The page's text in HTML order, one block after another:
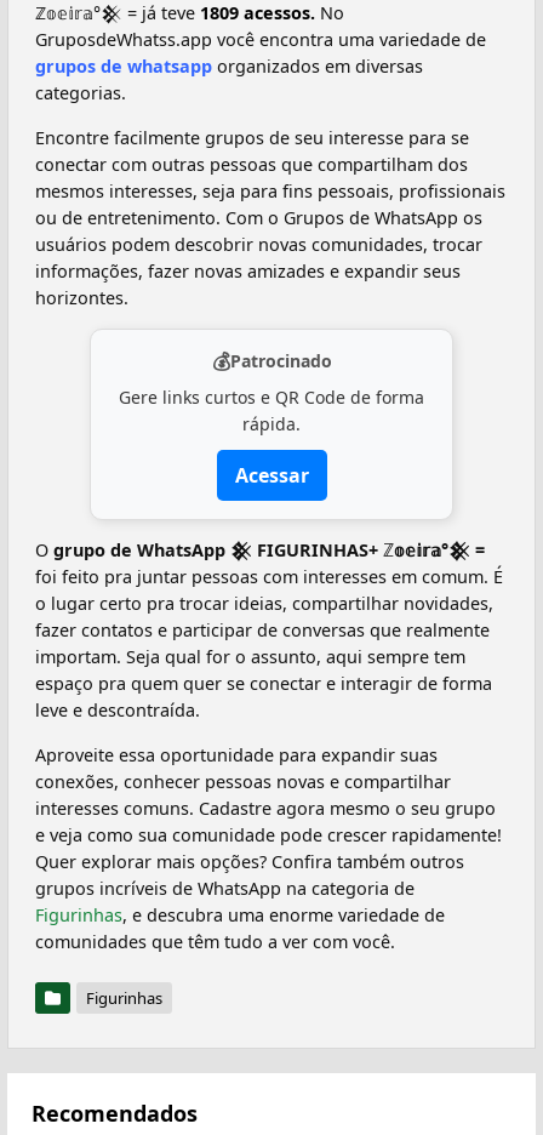
ℤ𝕠𝕖𝕚𝕣𝕒°𒆜 = já teve 1809 acessos. No
GruposdeWhatss.app você encontra uma variedade de
grupos de whatsapp organizados em diversas
categorias.
Encontre facilmente grupos de seu interesse para se
conectar com outras pessoas que compartilham dos
mesmos interesses, seja para fins pessoais, profissionais
ou de entretenimento. Com o Grupos de WhatsApp os
usuários podem descobrir novas comunidades, trocar
informações, fazer novas amizades e expandir seus
horizontes.
💰Patrocinado
Gere links curtos e QR Code de forma
rápida.
Acessar
O grupo de WhatsApp 𒆜 FIGURINHAS+ ℤ𝕠𝕖𝕚𝕣𝕒°𒆜 =
foi feito pra juntar pessoas com interesses em comum. É
o lugar certo pra trocar ideias, compartilhar novidades,
fazer contatos e participar de conversas que realmente
importam. Seja qual for o assunto, aqui sempre tem
espaço pra quem quer se conectar e interagir de forma
leve e descontraída.
Aproveite essa oportunidade para expandir suas
conexões, conhecer pessoas novas e compartilhar
interesses comuns. Cadastre agora mesmo o seu grupo
e veja como sua comunidade pode crescer rapidamente!
Quer explorar mais opções? Confira também outros
grupos incríveis de WhatsApp na categoria de
Figurinhas, e descubra uma enorme variedade de
comunidades que têm tudo a ver com você.
Figurinhas
Recomendados